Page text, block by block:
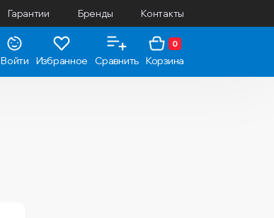
Гарантии Бренды Контакты
Войти Избранное Сравнить
0
Корзина